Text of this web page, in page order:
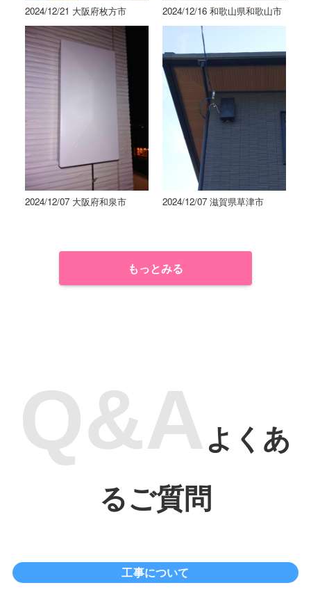
2024/12/21 大阪府枚方市 2024/12/16 和歌山県和歌山市
2024/12/07 大阪府和泉市 2024/12/07 滋賀県草津市
もっとみる
よくあ
るご質問
工事について